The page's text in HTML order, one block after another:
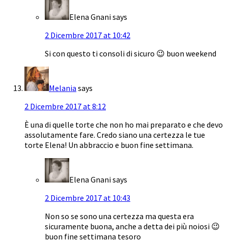
Elena Gnanisays
2 Dicembre 2017 at 10:42
Si con questo ti consoli di sicuro 😉 buon weekend
Melania says
2 Dicembre 2017 at 8:12
È una di quelle torte che non ho mai preparato e che devo
assolutamente fare. Credo siano una certezza le tue
torte Elena! Un abbraccio e buon fine settimana.
Elena Gnanisays
2 Dicembre 2017 at 10:43
Non so se sono una certezza ma questa era
sicuramente buona, anche a detta dei più noiosi 😉
buon fine settimana tesoro